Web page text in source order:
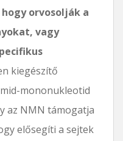
orvosolják a
vagy
kiegészítő
mononukleotid
az NMN támogatja
elősegíti a sejtek